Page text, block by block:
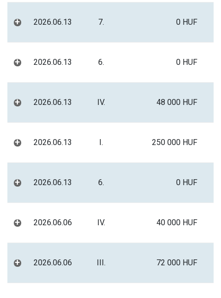
+ 2026.06.13 7. 0 HUF
+ 2026.06.13 6. 0 HUF
+ 2026.06.13 IV. 48 000 HUF
+ 2026.06.13 I. 250 000 HUF
+ 2026.06.13 6. 0 HUF
+ 2026.06.06 IV. 40 000 HUF
+ 2026.06.06 III. 72 000 HUF